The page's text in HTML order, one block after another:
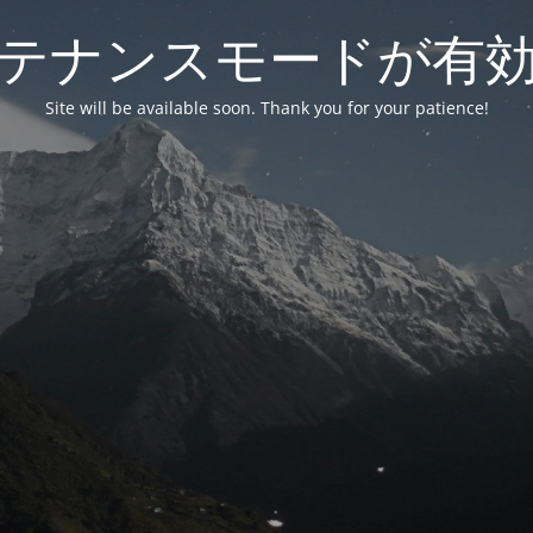
ナンスモードが有
Site will be available soon. Thank you for your patience!